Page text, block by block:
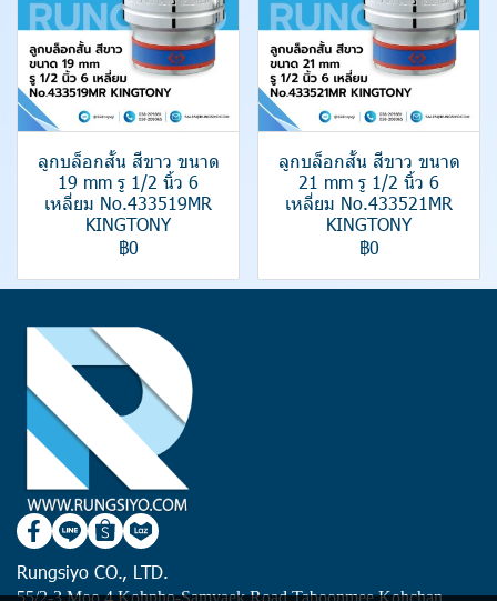
ลูกบล็อกสั้น สีขาว ขนาด
19 mm รู 1/2 นิ้ว 6
เหลี่ยม No.433519MR
KINGTONY
฿0
ลูกบล็อกสั้น สีขาว ขนาด
21 mm รู 1/2 นิ้ว 6
เหลี่ยม No.433521MR
KINGTONY
฿0
Rungsiyo CO., LTD.
55/2-3 Moo 4 Kohpho-Samyaek Road Taboonmee Kohchan